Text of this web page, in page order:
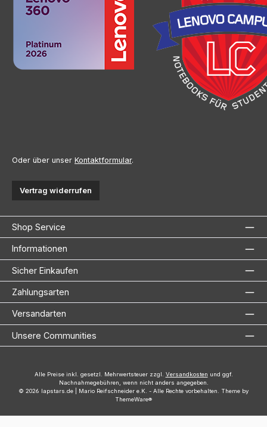
Oder über unser Kontaktformular.
Vertrag widerrufen
Shop Service
Informationen
Sicher Einkaufen
Zahlungsarten
Versandarten
Unsere Communities
Alle Preise inkl. gesetzl. Mehrwertsteuer zzgl. Versandkosten und ggf.
Nachnahmegebühren, wenn nicht anders angegeben.
© 2026 lapstars.de | Mario Reifschneider e.K. - Alle Rechte vorbehalten. Theme by
ThemeWare®